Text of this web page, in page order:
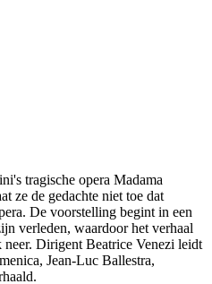
tragische opera Madama
ze de gedachte niet toe dat
De voorstelling begint in een
verleden, waardoor het verhaal
Dirigent Beatrice Venezi leidt
Jean-Luc Ballestra,